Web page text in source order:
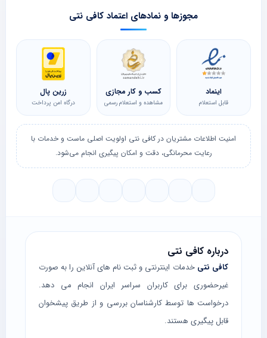
مجوزها و نمادهای اعتماد کافی نتی
اینماد
قابل استعلام
کسب و کار مجازی
مشاهده و استعلام رسمی
زرین پال
درگاه امن پرداخت
امنیت اطلاعات مشتریان در کافی نتی اولویت اصلی ماست و خدمات با
رعایت محرمانگی، دقت و امکان پیگیری انجام می‌شود.
درباره کافی نتی
کافی نتی خدمات اینترنتی و ثبت نام های آنلاین را به صورت
غیرحضوری برای کاربران سراسر ایران انجام می دهد.
درخواست ها توسط کارشناسان بررسی و از طریق پیشخوان
قابل پیگیری هستند.